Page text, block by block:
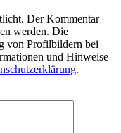
Der Kommentar
werden. Die
von Profilbildern bei
und Hinweise
.